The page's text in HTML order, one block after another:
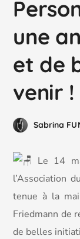
une
et de
venir !
Sabrina
Le 14
l’Association
tenue à la
Friedmann de
de belles